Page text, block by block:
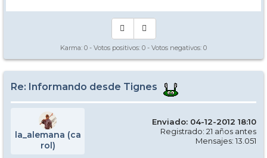
temporadas por delante y un abrazo desde Tignes.
Karma: 0 - Votos positivos: 0 - Votos negativos: 0
Re: Informando desde Tignes
la_alemana (ca
rol)
Enviado: 04-12-2012 18:10
Registrado: 21 años antes
Mensajes: 13.051